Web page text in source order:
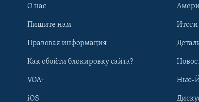
О нас
Пишите нам
Правовая информация
Как обойти блокировку сайта?
VOA+
iOS
Итоги
Нью-